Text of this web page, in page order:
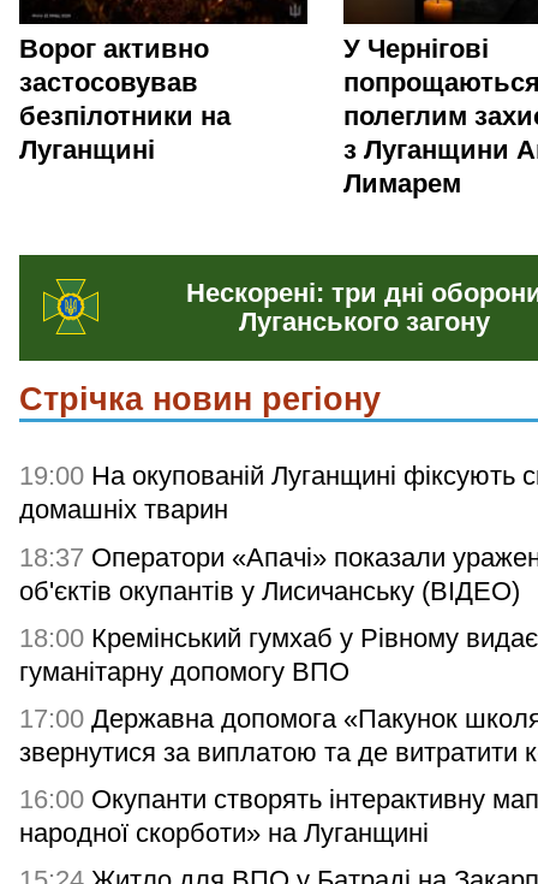
Ворог активно
застосовував
безпілотники на
Луганщині
У Чернігові
полеглим
з Луганщини
Лимарем
Нескорені: три дні
Луганського загону
Стрічка новин регіону
19:00 На окупованій Луганщині фіксують
домашніх тварин
18:37 Оператори «Апачі» показали
об'єктів окупантів у Лисичанську (ВІДЕО)
18:00 Кремінський гумхаб у Рівному видає
гуманітарну допомогу ВПО
17:00 Державна допомога «Пакунок
звернутися за виплатою та де витратити
16:00 Окупанти створять інтерактивну
народної скорботи» на Луганщині